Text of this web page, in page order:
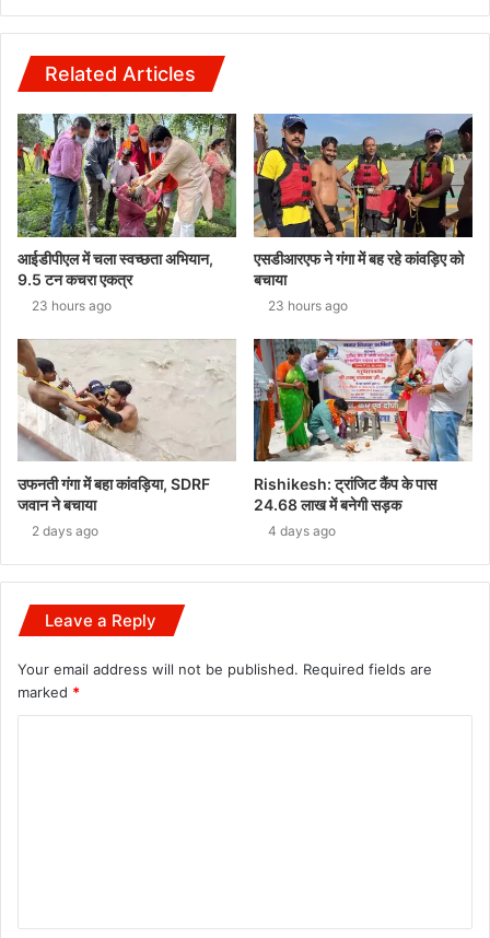
Related Articles
आईडीपीएल में चला स्वच्छता अभियान,
9.5 टन कचरा एकत्र
23 hours ago
एसडीआरएफ ने गंगा में बह रहे कांवड़िए को
बचाया
23 hours ago
उफनती गंगा में बहा कांवड़िया, SDRF
जवान ने बचाया
2 days ago
Rishikesh: ट्रांजिट कैंप के पास
24.68 लाख में बनेगी सड़क
4 days ago
Leave a Reply
Your email address will not be published. Required fields are
marked *
t